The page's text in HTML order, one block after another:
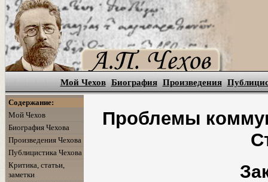
Мой Чехов Биография Произведения
Содержание:
Мой Чехов
Биография Чехова
Произведения Чехова
Публицистика Чехова
Критика, статьи,
заметки
Проблемы